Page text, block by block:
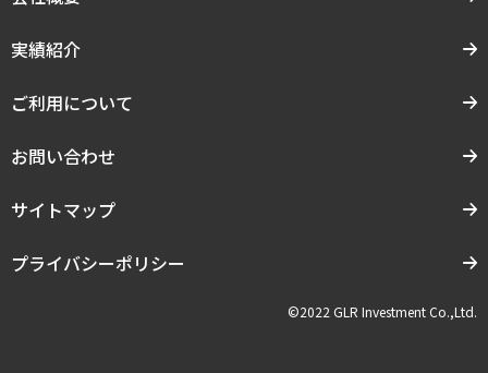
実績紹介
ご利用について
お問い合わせ
サイトマップ
プライバシーポリシー
©2022 GLR Investment Co.,Ltd.